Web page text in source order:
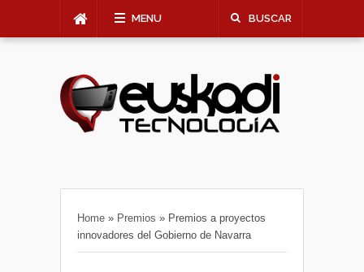
MENU BUSCAR
Home » Premios » Premios a proyectos
innovadores del Gobierno de Navarra